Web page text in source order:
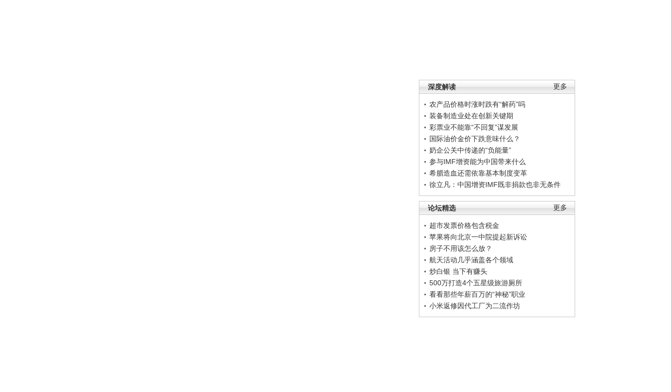
更多
深度解读
农产品价格时涨时跌有“解药”吗
装备制造业处在创新关键期
彩票业不能靠“不回复”谋发展
国际油价金价下跌意味什么？
奶企公关中传递的“负能量”
参与IMF增资能为中国带来什么
希腊造血还需依靠基本制度变革
徐立凡：中国增资IMF既非捐款也非无条件
更多
论坛精选
超市发票价格包含税金
苹果将向北京一中院提起新诉讼
房子不用该怎么放？
航天活动几乎涵盖各个领域
炒白银 当下有赚头
500万打造4个五星级旅游厕所
看看那些年薪百万的“神秘”职业
小米返修因代工厂为二流作坊